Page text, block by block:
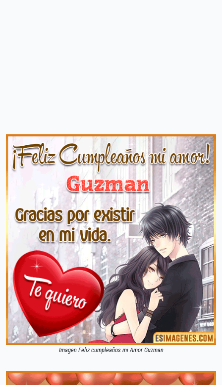
Imagen Feliz cumpleaños mi Amor Guzman